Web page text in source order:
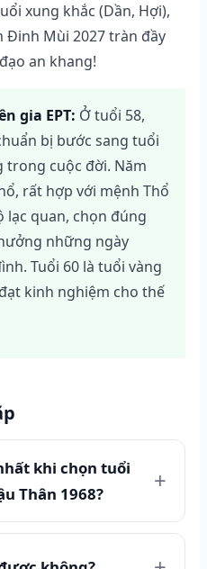
xung khắc (Dần, Hợi),
Đinh Mùi 2027 tràn đầy
an khang!
gia EPT: Ở tuổi 58,
bị bước sang tuổi
trong cuộc đời. Năm
rất hợp với mệnh Thổ
lạc quan, chọn đúng
những ngày
Tuổi 60 là tuổi vàng
kinh nghiệm cho thế
khi chọn tuổi
Thân 1968?